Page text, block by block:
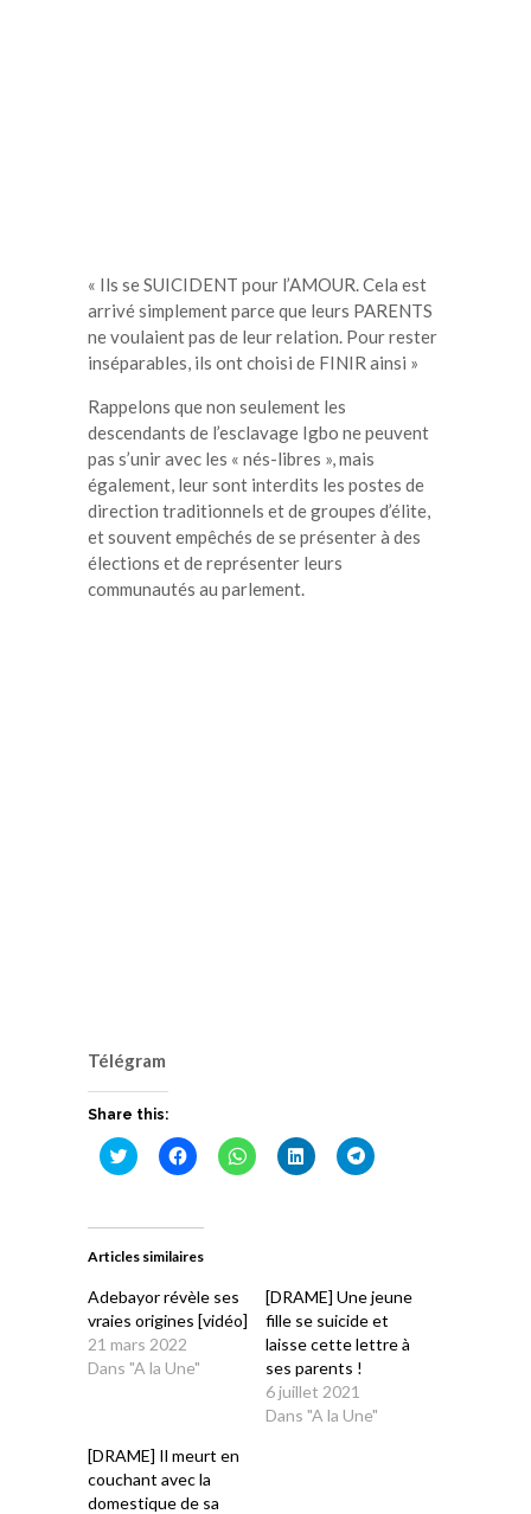
« Ils se SUICIDENT pour l’AMOUR. Cela est
arrivé simplement parce que leurs PARENTS
ne voulaient pas de leur relation. Pour rester
inséparables, ils ont choisi de FINIR ainsi »
Rappelons que non seulement les
descendants de l’esclavage Igbo ne peuvent
pas s’unir avec les « nés-libres », mais
également, leur sont interdits les postes de
direction traditionnels et de groupes d’élite,
et souvent empêchés de se présenter à des
élections et de représenter leurs
communautés au parlement.
Télégram
Share this:
Cliquez
pour
dans
nouvelle
Cliquez
pour
dans
nouvelle
Cliquez
pour
Cliquez
pour
Cliquez
pour
Articles similaires
Adebayor révèle ses
vraies origines [vidéo]
21 mars 2022
Dans "A la Une"
[DRAME] Une jeune
fille se suicide et
laisse cette lettre à
ses parents !
6 juillet 2021
Dans "A la Une"
[DRAME] Il meurt en
couchant avec la
domestique de sa